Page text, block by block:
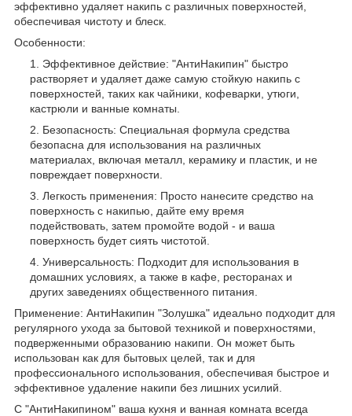
эффективно удаляет накипь с различных поверхностей,
обеспечивая чистоту и блеск.
Особенности:
Эффективное действие: "АнтиНакипин" быстро
растворяет и удаляет даже самую стойкую накипь с
поверхностей, таких как чайники, кофеварки, утюги,
кастрюли и ванные комнаты.
Безопасность: Специальная формула средства
безопасна для использования на различных
материалах, включая металл, керамику и пластик, и не
повреждает поверхности.
Легкость применения: Просто нанесите средство на
поверхность с накипью, дайте ему время
подействовать, затем промойте водой - и ваша
поверхность будет сиять чистотой.
Универсальность: Подходит для использования в
домашних условиях, а также в кафе, ресторанах и
других заведениях общественного питания.
Применение: АнтиНакипин "Золушка" идеально подходит для
регулярного ухода за бытовой техникой и поверхностями,
подверженными образованию накипи. Он может быть
использован как для бытовых целей, так и для
профессионального использования, обеспечивая быстрое и
эффективное удаление накипи без лишних усилий.
С "АнтиНакипином" ваша кухня и ванная комната всегда